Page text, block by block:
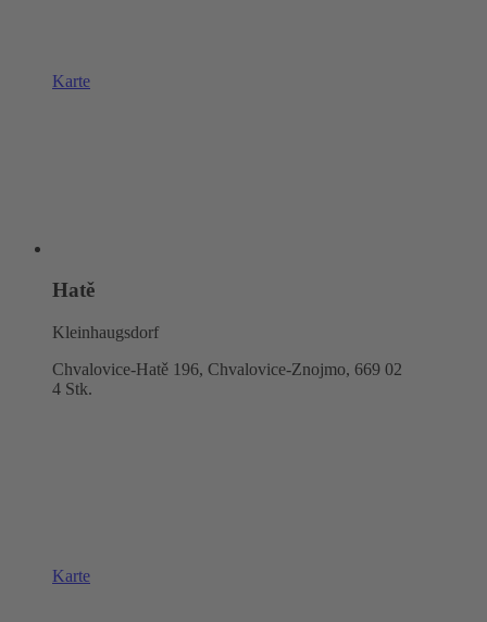
Karte
Hatě
Kleinhaugsdorf
Chvalovice-Hatě 196, Chvalovice-Znojmo, 669 02
4 Stk.
Karte